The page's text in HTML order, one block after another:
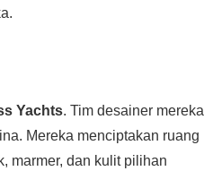
Yachts. Tim desainer mereka
Mereka menciptakan ruang
marmer, dan kulit pilihan